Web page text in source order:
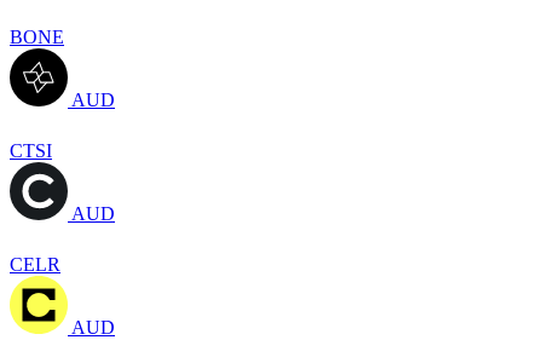
BONE
AUD
CTSI
AUD
CELR
AUD